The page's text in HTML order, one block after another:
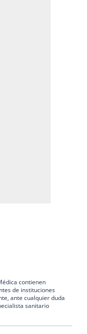
contienen
de instituciones
ante cualquier duda
sanitario